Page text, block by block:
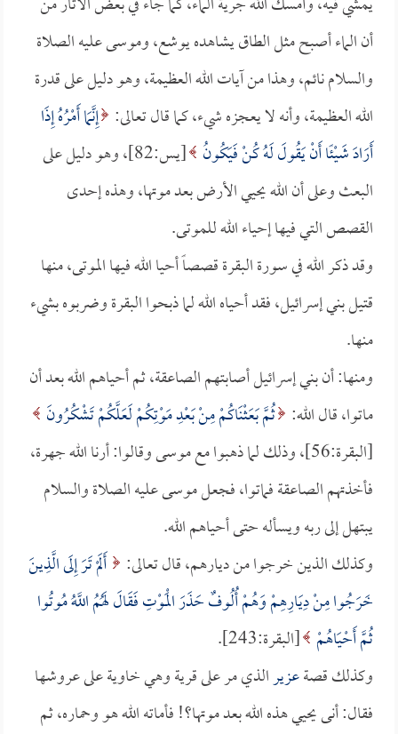
أن الماء أصبح مثل الطاق يشاهده يوشع، وموسى عليه الصلاة
والسلام نائم، وهذا من آيات الله العظيمة، وهو دليل على قدرة
الله العظيمة، وأنه لا يعجزه شيء، كما قال تعالى: إِنَّمَا أَمْرُهُ إِذَا
أَرَادَ شَيْئًا أَنْ يَقُولَ لَهُ كُنْ فَيَكُونُ
[يس:82]، وهو دليل على
البعث وعلى أن الله يحيي الأرض بعد موتها، وهذه إحدى
القصص التي فيها إحياء الله للموتى.
وقد ذكر الله في سورة البقرة قصصاً أحيا الله فيها الموتى، منها
قتيل بني إسرائيل، فقد أحياه الله لما ذبحوا البقرة وضربوه بشيء
منها.
ومنها: أن بني إسرائيل أصابتهم الصاعقة، ثم أحياهم الله بعد أن
ماتوا، قال الله: ثُمَّ بَعَثْنَاكُمْ مِنْ بَعْدِ مَوْتِكُمْ لَعَلَّكُمْ تَشْكُرُونَ
[البقرة:56]، وذلك لما ذهبوا مع موسى وقالوا: أرنا الله جهرة،
فأخذتهم الصاعقة فماتوا، فجعل موسى عليه الصلاة والسلام
يبتهل إلى ربه ويسأله حتى أحياهم الله.
وكذلك الذين خرجوا من ديارهم، قال تعالى: أَلَمْ تَرَ إِلَى الَّذِينَ
خَرَجُوا مِنْ دِيَارِهِمْ وَهُمْ أُلُوفٌ حَذَرَ الْمَوْتِ فَقَالَ لَهُمُ اللَّهُ مُوتُوا
ثُمَّ أَحْيَاهُمْ [البقرة:243].
وكذلك قصةعزيرالذي مر على قرية وهي خاوية على عروشها
فقال: أنى يحيي هذه الله بعد موتها؟! فأماته الله هو وحماره، ثم